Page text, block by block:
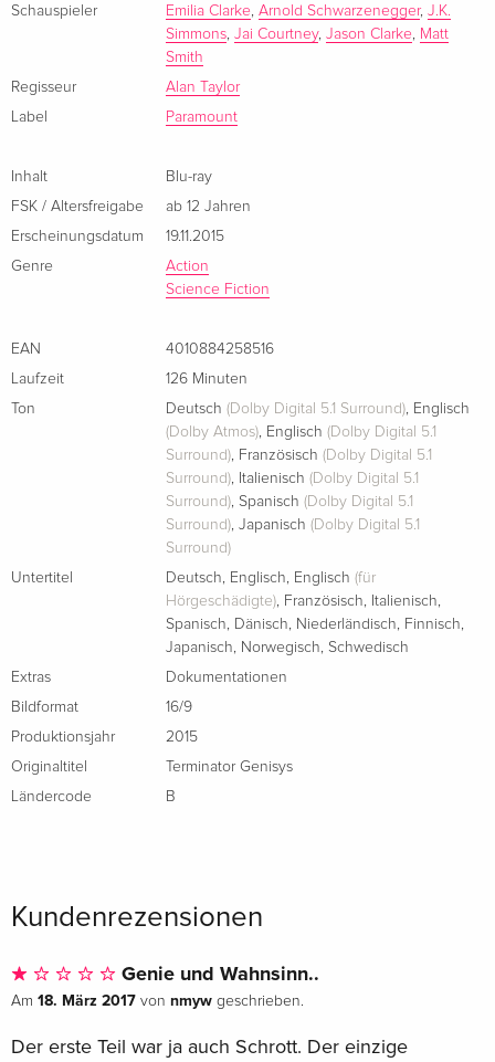
Englisch · US Version
Englisch · US Version
Englisch · US Version
Blu-ray 3D (+2D) + Blu-ray + DVD
Englisch · US Version
2 Blu-rays
4K Ultra HD + 2 Blu-rays
vergriffen
vergriffen
CHF 18.50
Standard Edition
Italienisch
Graphic Art Collection, Limited Edition
4K Ultra HD + Blu-ray
unvorhergesehenes Ereignis hat alles verändert und die Zeit,
in die er von Connor zurückgeschickt wurde, existiert nicht
Der Kampf zwischen Mensch und Maschine, Gut und Böse
steht unaufhaltsam bevor – kann er mithilfe eines
verhindern?
Schauspieler Emilia Clarke, Arnold Schwarzenegger, J.K.
Simmons, Jai Courtney, Jason Clarke, Matt
Smith
Regisseur
Alan Taylor
Label
Paramount
Inhalt
Blu-ray
FSK / Altersfreigabe
ab 12 Jahren
Erscheinungsdatum
19.11.2015
Genre
Action
Science Fiction
EAN
4010884258516
Laufzeit
126 Minuten
Ton
Deutsch (Dolby Digital 5.1 Surround), Englisch
(Dolby Atmos), Englisch (Dolby Digital 5.1
Surround), Französisch (Dolby Digital 5.1
Surround), Italienisch (Dolby Digital 5.1
Surround), Spanisch (Dolby Digital 5.1
Surround), Japanisch (Dolby Digital 5.1
Surround)
Untertitel
Deutsch, Englisch, Englisch (für
Hörgeschädigte), Französisch, Italienisch,
Spanisch, Dänisch, Niederländisch, Finnisch,
Japanisch, Norwegisch, Schwedisch
Extras
Dokumentationen
Bildformat
16/9
Produktionsjahr
2015
Originaltitel
Terminator Genisys
Ländercode
B
Kundenrezensionen
Genie und Wahnsinn..
Am 18. März 2017 von nmyw geschrieben.
Der erste Teil war ja auch Schrott. Der einzige